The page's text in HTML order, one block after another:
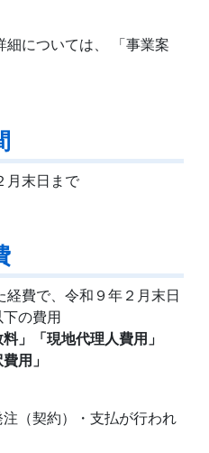
については、 「事業案
月末日まで
費で、令和９年２月末日
の費用
」「現地代理人費用」
用」
（契約）・支払が行われ